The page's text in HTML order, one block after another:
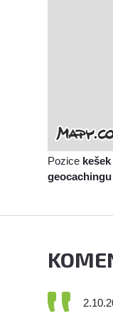
Pozice kešek
geocachingu